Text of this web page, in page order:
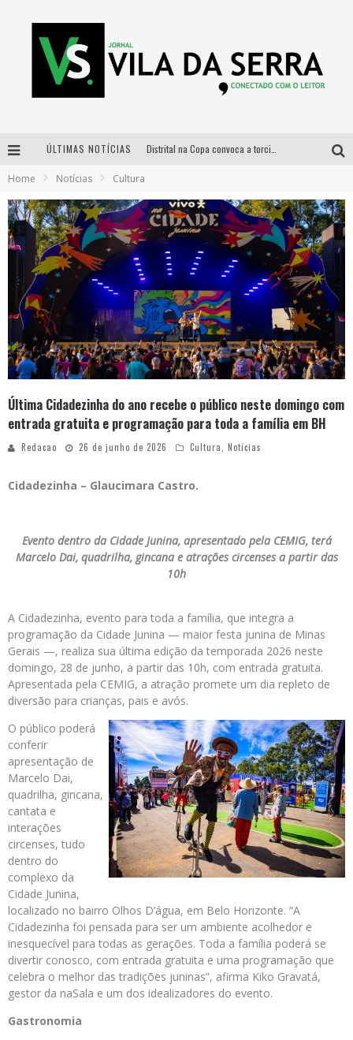
ÚLTIMAS NOTÍCIAS
Cidade Junina se consolida como vitrine estratégica para grandes marcas e se despede com Xand Avião e Mari Fernandez
Designer mineira lança jogo educativo sobre coleta seletiva na maior feira de jogos de tabuleiro da América Latina
Home Notícias Cultura
Última Cidadezinha do ano recebe o público neste domingo com
entrada gratuita e programação para toda a família em BH
Redacao 26 de junho de 2026 Cultura, Notícias
Cidadezinha – Glaucimara Castro.
Evento dentro da Cidade Junina, apresentado pela CEMIG, terá
Marcelo Dai, quadrilha, gincana e atrações circenses a partir das
10h
A Cidadezinha, evento para toda a família, que integra a
programação da Cidade Junina — maior festa junina de Minas
Gerais —, realiza sua última edição da temporada 2026 neste
domingo, 28 de junho, a partir das 10h, com entrada gratuita.
Apresentada pela CEMIG, a atração promete um dia repleto de
diversão para crianças, pais e avós.
O público poderá
conferir
apresentação de
Marcelo Dai,
quadrilha, gincana,
cantata e
interações
circenses, tudo
dentro do
complexo da
Cidade Junina,
localizado no bairro Olhos D’água, em Belo Horizonte. “A
Cidadezinha foi pensada para ser um ambiente acolhedor e
inesquecível para todas as gerações. Toda a família poderá se
divertir conosco, com entrada gratuita e uma programação que
celebra o melhor das tradições juninas”, afirma Kiko Gravatá,
gestor da naSala e um dos idealizadores do evento.
Gastronomia